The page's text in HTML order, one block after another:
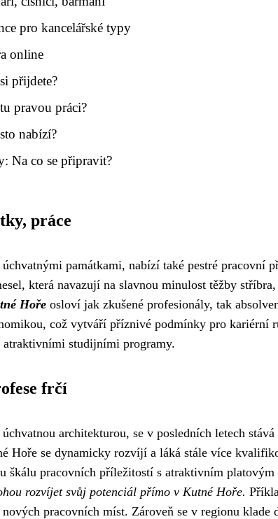
pro kancelářské typy
online
přijdete?
pravou práci?
nabízí?
Na co se připravit?
práce
památkami, nabízí také pestré pracovní
která navazují na slavnou minulost těžby
Hoře osloví jak zkušené profesionály, tak
což vytváří příznivé podmínky pro kariérní
studijními programy.
frčí
architekturou, se v posledních letech
Hoře se dynamicky rozvíjí a láká stále více
škálu pracovních příležitostí s atraktivním
rozvíjet svůj potenciál přímo v Kutné Hoře.
pracovních míst. Zároveň se v regionu